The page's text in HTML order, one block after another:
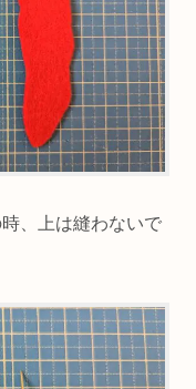
、上は縫わないで